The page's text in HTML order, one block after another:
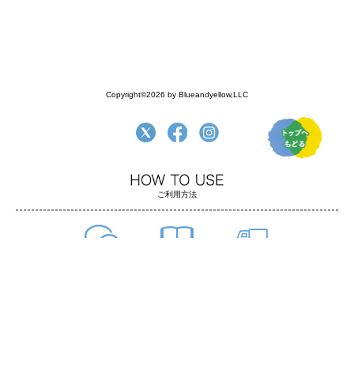
Copyright©2026 by Blueandyellow,LLC
ご利用方法